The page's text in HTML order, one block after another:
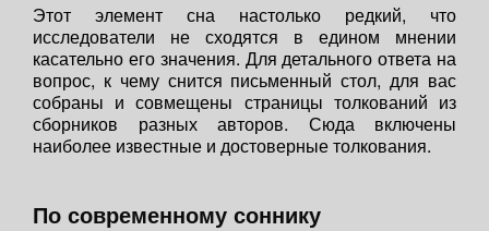
Этот элемент сна настолько редкий, что
исследователи не сходятся в едином мнении
касательно его значения. Для детального ответа на
вопрос, к чему снится письменный стол, для вас
собраны и совмещены страницы толкований из
сборников разных авторов. Сюда включены
наиболее известные и достоверные толкования.
По современному соннику